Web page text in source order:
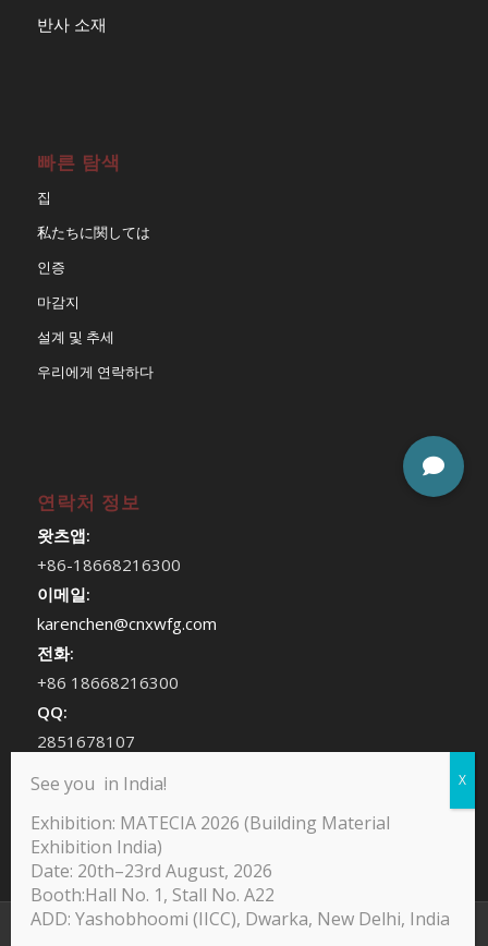
반사 소재
빠른 탐색
집
私たちに関しては
인증
마감지
설계 및 추세
우리에게 연락하다
연락처 정보
왓츠앱:
+86-18668216300
이메일:
karenchen@cnxwfg.com
전화:
+86 18668216300
QQ:
2851678107
chenhan409
@Copyright -Yodean Decor Furniture Paper
See you in India!
Exhibition: MATECIA 2026 (Building Material
Exhibition India)
Date: 20th–23rd August, 2026
Booth:Hall No. 1, Stall No. A22
ADD: Yashobhoomi (IICC), Dwarka, New Delhi, India